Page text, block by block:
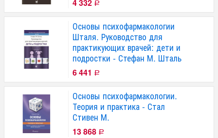
4 332 Р
Основы психофармакологии
Шталя. Руководство для
практикующих врачей: дети и
подростки - Стефан М. Шталь
6 441 Р
Основы психофармакологии.
Теория и практика - Стал
Стивен М.
13 868 Р